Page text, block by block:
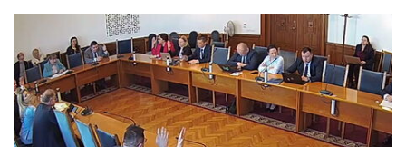
УКРАЙНА
СПОРТ
РАЗСЛЕДВАНЕ
БИЗНЕС